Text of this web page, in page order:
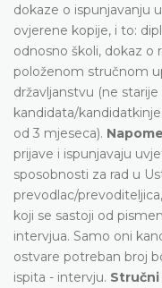
dokaze o ispunjavanju
ovjerene kopije, i to:
odnosno školi, dokaz o
položenom stručnom
državljanstvu (ne
kandidata/
od 3 mjeseca).
prijave i ispunjavaju
sposobnosti za rad u
prevodlac/
koji se sastoji od
intervjua. Samo oni
ostvare potreban broj
ispita - intervju.